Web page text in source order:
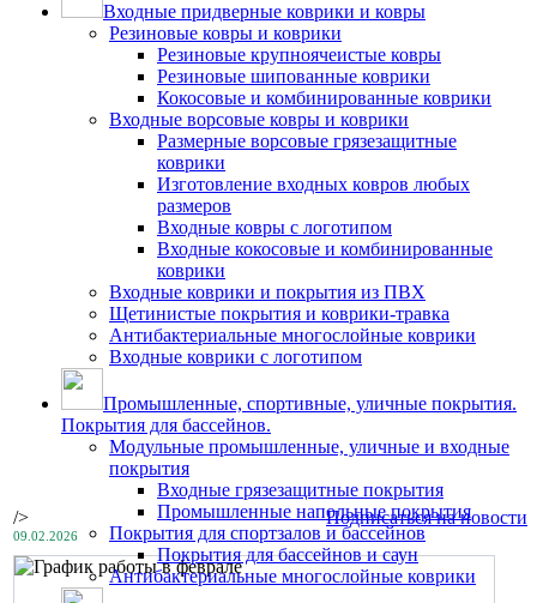
Входные придверные коврики и ковры
Резиновые ковры и коврики
Резиновые крупноячеистые ковры
Резиновые шипованные коврики
Кокосовые и комбинированные коврики
Входные ворсовые ковры и коврики
Размерные ворсовые грязезащитные
коврики
Изготовление входных ковров любых
размеров
Входные ковры с логотипом
Входные кокосовые и комбинированные
коврики
Входные коврики и покрытия из ПВХ
Щетинистые покрытия и коврики-травка
Антибактериальные многослойные коврики
Входные коврики с логотипом
Промышленные, спортивные, уличные покрытия.
Покрытия для бассейнов.
Модульные промышленные, уличные и входные
покрытия
Входные грязезащитные покрытия
Промышленные напольные покрытия
Покрытия для спортзалов и бассейнов
Покрытия для бассейнов и саун
Антибактериальные многослойные коврики
/> Подписаться на новости
09.02.2026